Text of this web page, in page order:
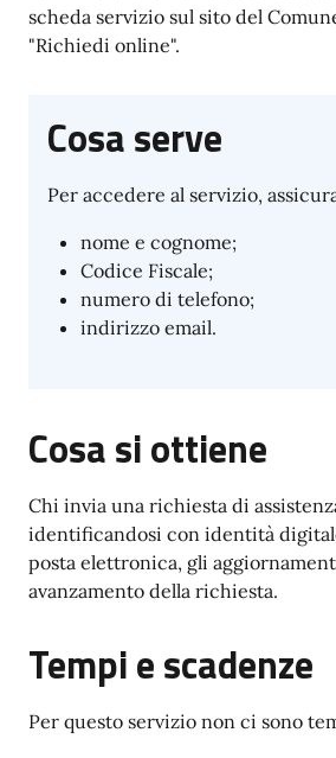
scheda servizio sul sito del
"Richiedi online".
Cosa serve
Per accedere al servizio,
nome e cognome;
Codice Fiscale;
numero di telefono;
indirizzo email.
Cosa si ottiene
Chi invia una richiesta di
identificandosi con identità
posta elettronica, gli
avanzamento della richiesta.
Tempi e scadenze
Per questo servizio non ci sono